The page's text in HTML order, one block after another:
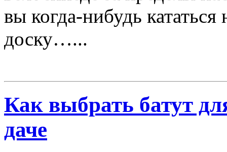
вы когда-нибудь
доску…...
Как выбрать батут
даче